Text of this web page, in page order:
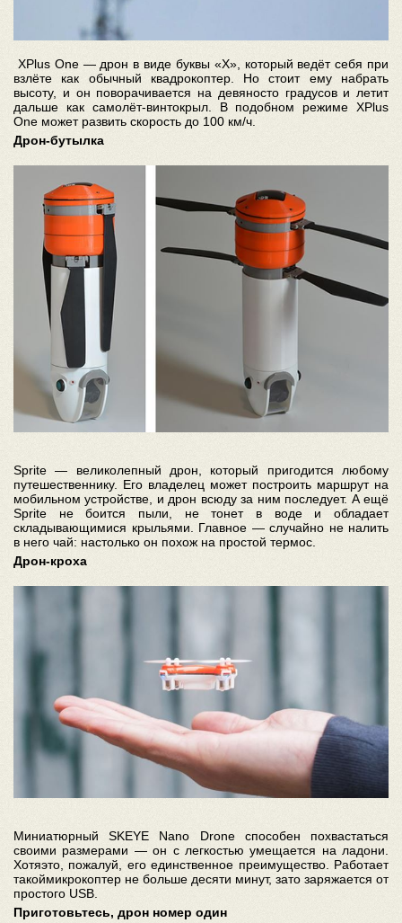
XPlus One — дрон в виде буквы «X», который ведёт себя при
взлёте как обычный квадрокоптер. Но стоит ему набрать
высоту, и он поворачивается на девяносто градусов и летит
дальше как самолёт-винтокрыл. В подобном режиме XPlus
One может развить скорость до 100 км/ч.
Дрон-бутылка
Sprite — великолепный дрон, который пригодится любому
путешественнику. Его владелец может построить маршрут на
мобильном устройстве, и дрон всюду за ним последует. А ещё
Sprite не боится пыли, не тонет в воде и обладает
складывающимися крыльями. Главное — случайно не налить
в него чай: настолько он похож на простой термос.
Дрон-кроха
Миниатюрный SKEYE Nano Drone способен похвастаться
своими размерами — он с легкостью умещается на ладони.
Хотяэто, пожалуй, его единственное преимущество. Работает
такоймикрокоптер не больше десяти минут, зато заряжается от
простого USB.
Приготовьтесь, дрон номер один